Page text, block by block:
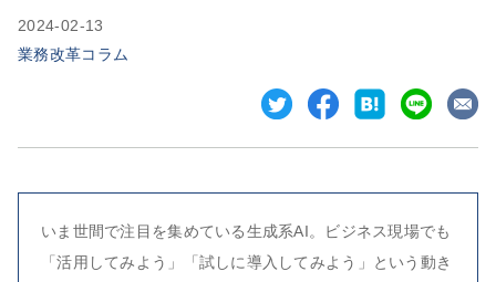
2024-02-13
業務改革コラム
いま世間で注目を集めている生成系AI。ビジネス現場でも
「活用してみよう」「試しに導入してみよう」という動き